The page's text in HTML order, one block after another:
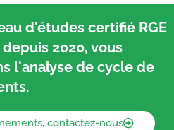
d'études certifié RGE
2020, vous
l'analyse de cycle de
contactez-nous